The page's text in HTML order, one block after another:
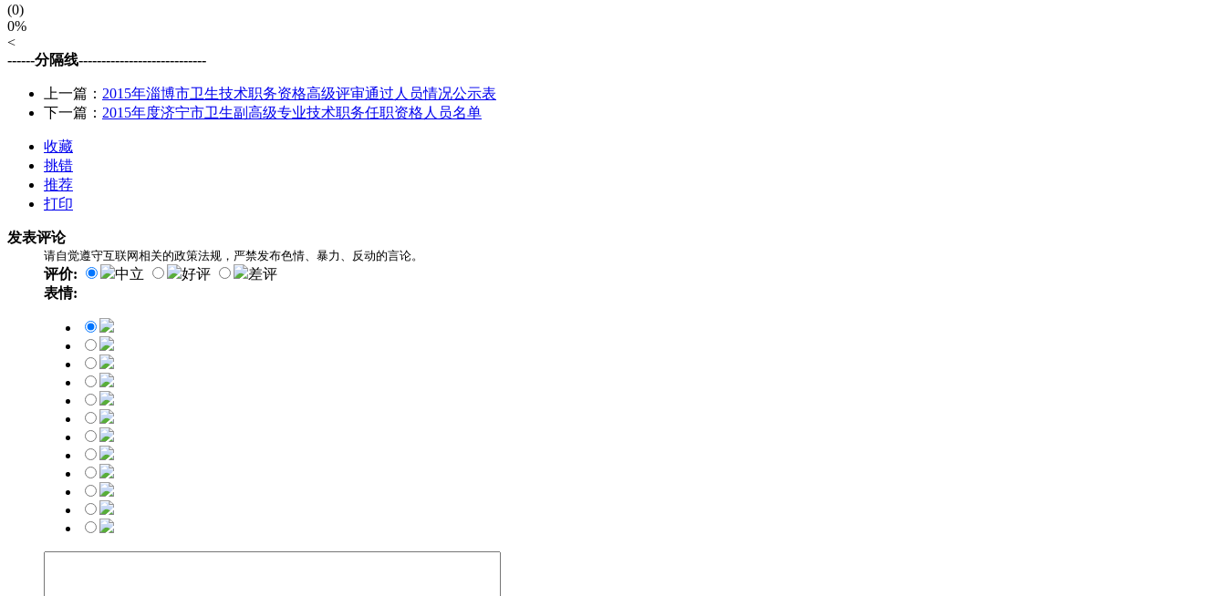
(0)
0%
<
------分隔线----------------------------
上一篇： 2015年淄博市卫生技术职务资格高级评审通过人员情况公示表
下一篇： 2015年度济宁市卫生副高级专业技术职务任职资格人员名单
收藏
挑错
推荐
打印
发表评论
请自觉遵守互联网相关的政策法规，严禁发布色情、暴力、反动的言论。
评价: 中立 好评
差评
表情: